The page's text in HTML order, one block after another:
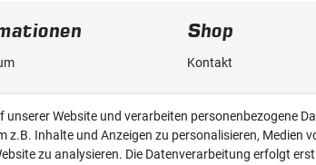
Shop
Kontakt
Widerrufs­recht
Website und verarbeiten personenbezogene
z.B. Inhalte und Anzeigen zu personalisieren, Medien
zu analysieren. Die Datenverarbeitung erfolgt